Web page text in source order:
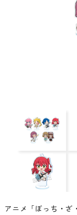
アニメ「ぼっち・ざ